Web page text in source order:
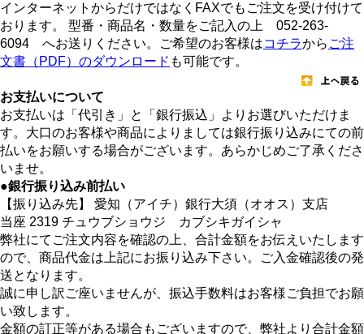
インターネットからだけではなくFAXでもご注文を受け付けて
おります。 型番・商品名・数量をご記入の上 052-263-
6094 へお送りください。ご希望のお客様はコチラから ご注
文書（PDF）のダウンロード も可能です。
お支払いについて
お支払いは「代引き」と「銀行振込」よりお選びいただけま
す。大口のお客様や商品によりましては銀行振り込みにての前
払いをお願いする場合がございます。あらかじめご了承くださ
いませ。
●銀行振り込み前払い
【振り込み先】 愛知（アイチ）銀行大須（オオス）支店
当座 2319 チュウブショウジ カブシキガイシャ
弊社にてご注文内容を確認の上、合計金額をお伝えいたします
ので、商品代金は上記にお振り込み下さい。ご入金確認後の発
送となります。
誠に申し訳ご座いませんが、振込手数料はお客様ご負担でお願
い致します。
金額の訂正等がある場合もございますので、弊社より合計金額